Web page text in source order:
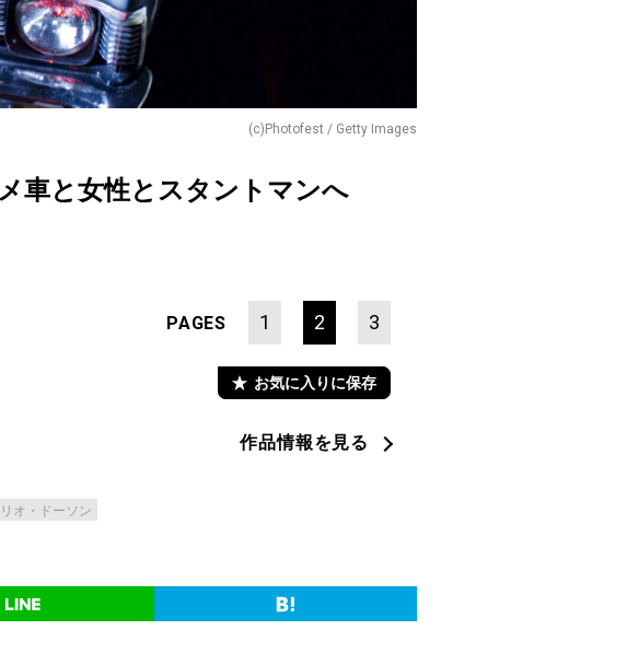
(c)Photofest / Getty Images
車と女性とスタントマンへ
PAGES 1 2 3
お気に入りに保存
オ・ドーソン
作品情報を見る